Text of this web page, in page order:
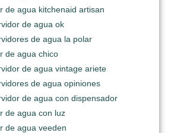
de agua kitchenaid artisan
de agua ok
de agua la polar
de agua chico
de agua vintage ariete
de agua opiniones
de agua con dispensador
de agua con luz
de agua veeden